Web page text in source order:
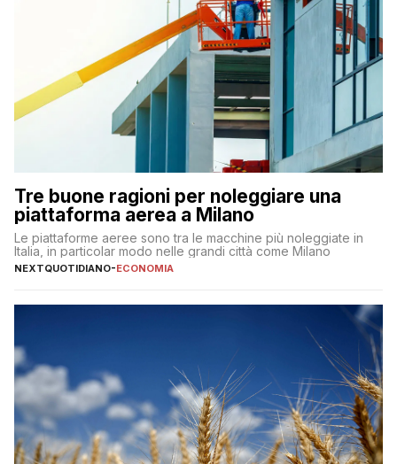
Tre buone ragioni per noleggiare una
piattaforma aerea a Milano
Le piattaforme aeree sono tra le macchine più noleggiate in
Italia, in particolar modo nelle grandi città come Milano
NEXTQUOTIDIANO-ECONOMIA